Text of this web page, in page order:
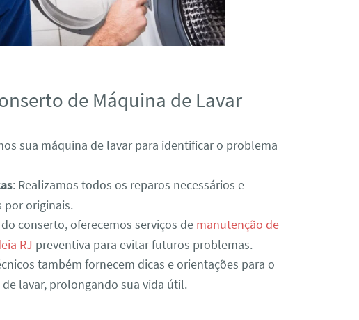
de Máquina de Lavar
sua máquina de lavar para identificar o problema
: Realizamos todos os reparos necessários e
por originais.
conserto, oferecemos serviços de manutenção de
RJ preventiva para evitar futuros problemas.
também fornecem dicas e orientações para o
lavar, prolongando sua vida útil.